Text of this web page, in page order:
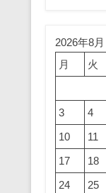
2026年8月
月
火
3
4
10
11
17
18
24
25